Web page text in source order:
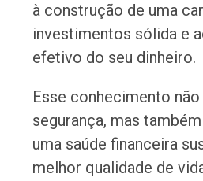
à construção de uma
investimentos sólida e
efetivo do seu dinheiro.
Esse conhecimento
segurança, mas
uma saúde financeira
melhor qualidade de